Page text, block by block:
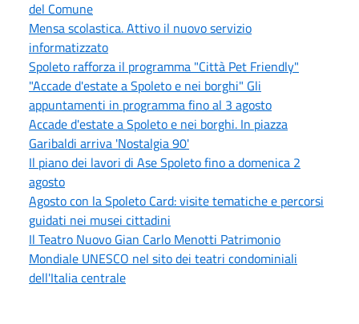
del Comune
Mensa scolastica. Attivo il nuovo servizio
informatizzato
Spoleto rafforza il programma "Città Pet Friendly"
"Accade d'estate a Spoleto e nei borghi" Gli
appuntamenti in programma fino al 3 agosto
Accade d'estate a Spoleto e nei borghi. In piazza
Garibaldi arriva 'Nostalgia 90'
Il piano dei lavori di Ase Spoleto fino a domenica 2
agosto
Agosto con la Spoleto Card: visite tematiche e percorsi
guidati nei musei cittadini
Il Teatro Nuovo Gian Carlo Menotti Patrimonio
Mondiale UNESCO nel sito dei teatri condominiali
dell'Italia centrale